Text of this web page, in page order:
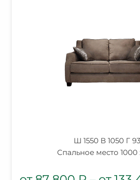
Ш 1550 В 1050 Г
Спальное место 1000